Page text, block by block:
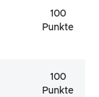
100
Punkte
100
Punkte